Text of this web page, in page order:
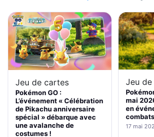
Jeu de cartes
Pokémon GO :
L’événement « Célébration
de Pikachu anniversaire
spécial » débarque avec
une avalanche de
costumes !
Jeu
mai
en
17 mai